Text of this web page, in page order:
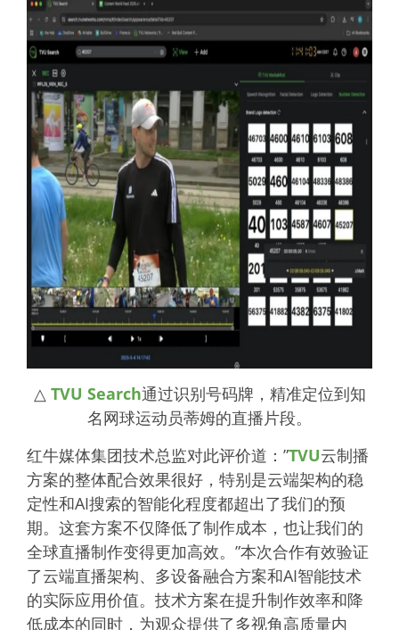
△ TVU Search通过识别号码牌，精准定位到知
名网球运动员蒂姆的直播片段。
红牛媒体集团技术总监对此评价道：”TVU云制播
方案的整体配合效果很好，特别是云端架构的稳
定性和AI搜索的智能化程度都超出了我们的预
期。这套方案不仅降低了制作成本，也让我们的
全球直播制作变得更加高效。”本次合作有效验证
了云端直播架构、多设备融合方案和AI智能技术
的实际应用价值。技术方案在提升制作效率和降
低成本的同时，为观众提供了多视角高质量内